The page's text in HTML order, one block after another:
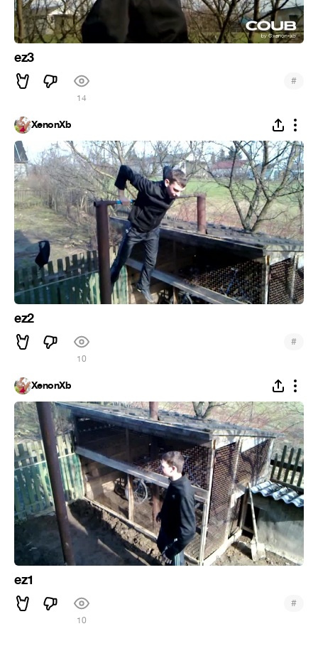
ez3
14
#
XenonXb
ez2
10
#
XenonXb
ez1
10
#